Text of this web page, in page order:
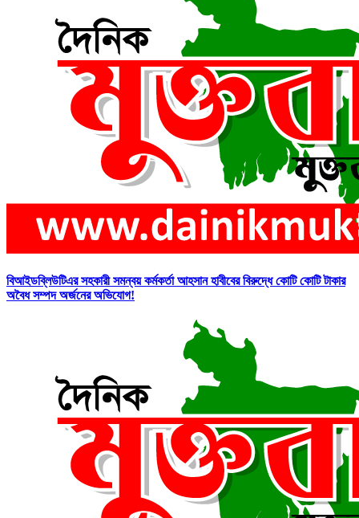
বিআইডব্লিউটিএর সহকারী সমন্বয় কর্মকর্তা আহসান হাবীবের বিরুদ্ধে কোটি কোটি টাকার
অবৈধ সম্পদ অর্জনের অভিযোগ!